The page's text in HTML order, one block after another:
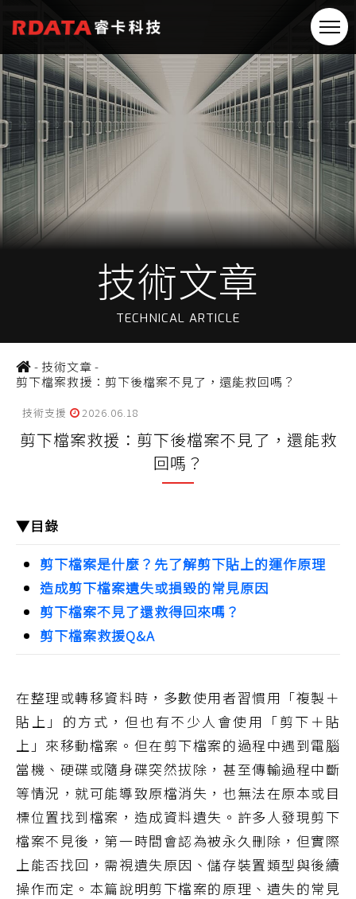
技術文章
TECHNICAL ARTICLE
- 技術文章-
剪下檔案救援：剪下後檔案不見了，還能救回嗎？
技術支援 2026.06.18
剪下檔案救援：剪下後檔案不見了，還能救
回嗎？
▼目錄
剪下檔案是什麼？先了解剪下貼上的運作原理
造成剪下檔案遺失或損毀的常見原因
剪下檔案不見了還救得回來嗎？
剪下檔案救援Q&A
在整理或轉移資料時，多數使用者習慣用「複製＋
貼上」的方式，但也有不少人會使用「剪下＋貼
上」來移動檔案。但在剪下檔案的過程中遇到電腦
當機、硬碟或隨身碟突然拔除，甚至傳輸過程中斷
等情況，就可能導致原檔消失，也無法在原本或目
標位置找到檔案，造成資料遺失。許多人發現剪下
檔案不見後，第一時間會認為被永久刪除，但實際
上能否找回，需視遺失原因、儲存裝置類型與後續
操作而定。本篇說明剪下檔案的原理、遺失的常見